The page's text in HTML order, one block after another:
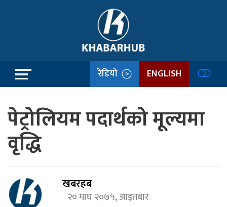
रेडियो ENGLISH
पेट्रोलियम पदार्थको मूल्यमा
वृद्धि
खबरहब
२० माघ २०७५, आइतबार